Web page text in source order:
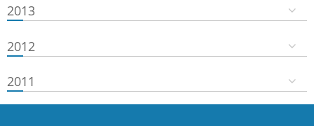
2013
2012
2011